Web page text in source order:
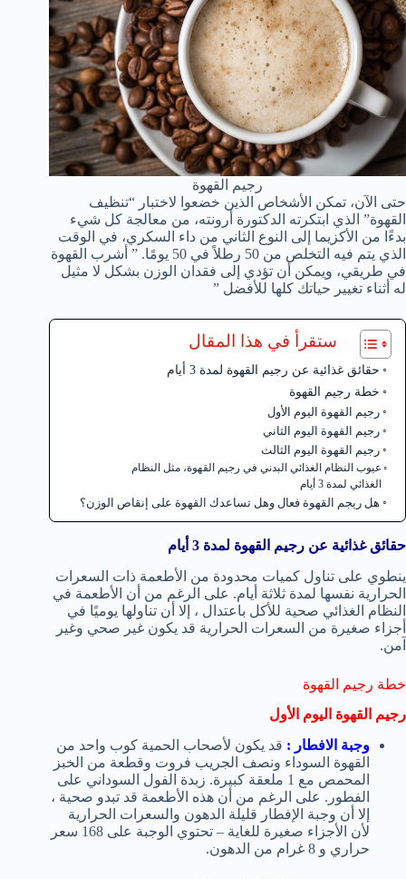
رجيم القهوة
حتى الآن، تمكن الأشخاص الذين خضعوا لاختبار “تنظيف
القهوة” الذي ابتكرته الدكتورة أرونته، من معالجة كل شيء
بدءًا من الأكزيما إلى النوع الثاني من داء السكري، في الوقت
الذي يتم فيه التخلص من 50 رطلاً في 50 يومًا. ” أشرب القهوة
في طريقي، ويمكن أن تؤدي إلى فقدان الوزن بشكل لا مثيل
له أثناء تغيير حياتك كلها للأفضل ”
ستقرأ في هذا المقال
حقائق غذائية عن رجيم القهوة لمدة 3 أيام
خطة رجيم القهوة
رجيم القهوة اليوم الأول
رجيم القهوة اليوم الثاني
رجيم القهوة اليوم الثالث
عيوب النظام الغذائي البدني في رجيم القهوة، مثل النظام
الغذائي لمدة 3 أيام
هل ريجم القهوة فعال وهل تساعدك القهوة على إنقاص الوزن؟
حقائق غذائية عن رجيم القهوة لمدة 3 أيام
ينطوي على تناول كميات محدودة من الأطعمة ذات السعرات
الحرارية نفسها لمدة ثلاثة أيام. على الرغم من أن الأطعمة في
النظام الغذائي صحية للأكل باعتدال ، إلا أن تناولها يوميًا في
أجزاء صغيرة من السعرات الحرارية قد يكون غير صحي وغير
آمن.
خطة رجيم القهوة
رجيم القهوة اليوم الأول
وجبة الافطار : قد يكون لأصحاب الحمية كوب واحد من
القهوة السوداء ونصف الجريب فروت وقطعة من الخبز
المحمص مع 1 ملعقة كبيرة. زبدة الفول السوداني على
الفطور. على الرغم من أن هذه الأطعمة قد تبدو صحية ،
إلا أن وجبة الإفطار قليلة الدهون والسعرات الحرارية
لأن الأجزاء صغيرة للغاية – تحتوي الوجبة على 168 سعر
حراري و 8 غرام من الدهون.